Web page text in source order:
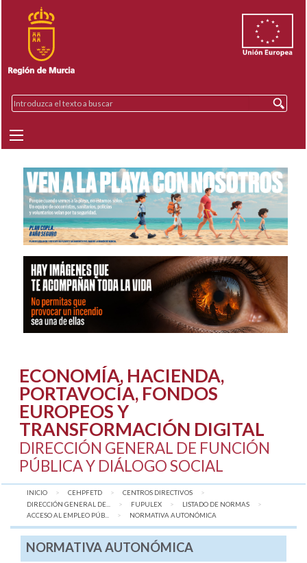
ECONOMÍA, HACIENDA,
PORTAVOCÍA, FONDOS
EUROPEOS Y
TRANSFORMACIÓN DIGITAL
DIRECCIÓN GENERAL DE FUNCIÓN
PÚBLICA Y DIÁLOGO SOCIAL
INICIO CEHPFETD
CENTROS DIRECTIVOS
DIRECCIÓN GENERAL DE...
FUPULEX
LISTADO DE NORMAS
ACCESO AL EMPLEO PÚB...
AQUÍ:
NORMATIVA AUTONÓMICA
NORMATIVA AUTONÓMICA